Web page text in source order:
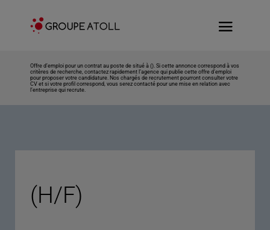
Offre d’emploi pour un contrat au poste de situé à (). Si cette annonce correspond à vos
critères de recherche, contactez rapidement l’agence qui publie cette offre d’emploi
pour proposer votre candidature. Nos chargés de recrutement pourront consulter votre
CV et si votre profil correspond, vous serez contacté pour une mise en relation avec
l’entreprise qui recrute.
(H/F)